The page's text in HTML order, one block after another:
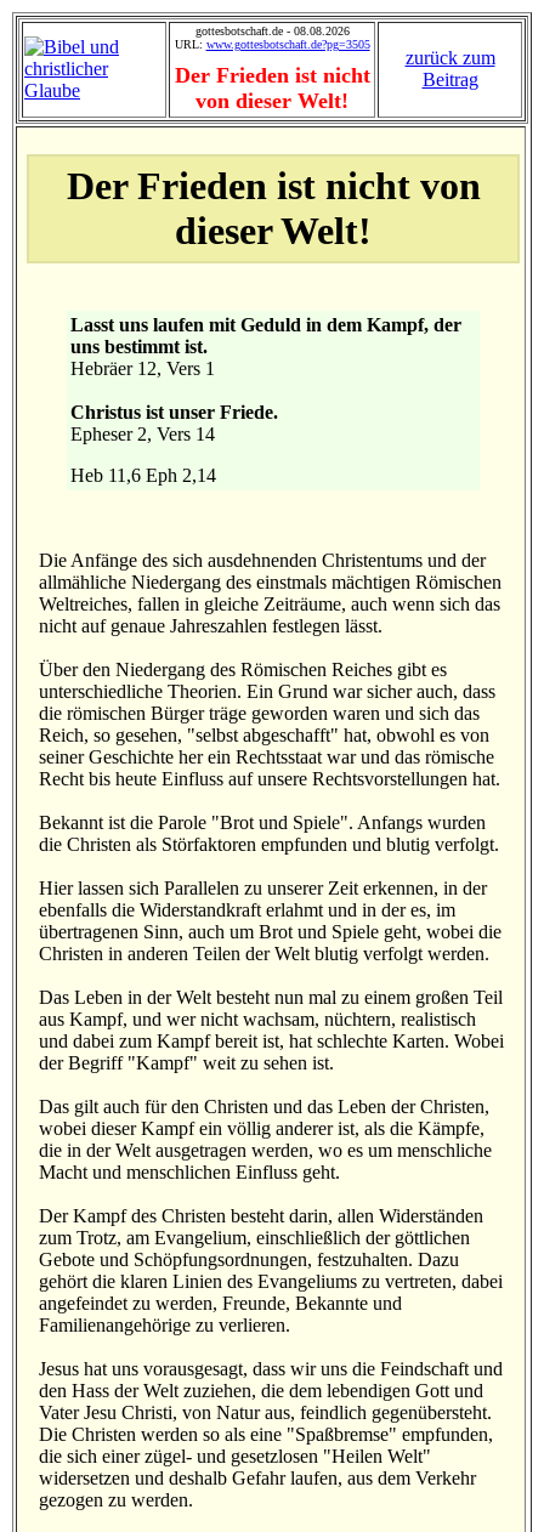
gottesbotschaft.de - 08.08.2026
URL: www.gottesbotschaft.de?pg=3505
Der Frieden ist nicht
von dieser Welt!
zurück zum
Beitrag
Der Frieden ist nicht von
dieser Welt!
Lasst uns laufen mit Geduld in dem Kampf, der
uns bestimmt ist.
Hebräer 12, Vers 1
Christus ist unser Friede.
Epheser 2, Vers 14
Heb 11,6 Eph 2,14
Die Anfänge des sich ausdehnenden Christentums und der
allmähliche Niedergang des einstmals mächtigen Römischen
Weltreiches, fallen in gleiche Zeiträume, auch wenn sich das
nicht auf genaue Jahreszahlen festlegen lässt.
Über den Niedergang des Römischen Reiches gibt es
unterschiedliche Theorien. Ein Grund war sicher auch, dass
die römischen Bürger träge geworden waren und sich das
Reich, so gesehen, "selbst abgeschafft" hat, obwohl es von
seiner Geschichte her ein Rechtsstaat war und das römische
Recht bis heute Einfluss auf unsere Rechtsvorstellungen hat.
Bekannt ist die Parole "Brot und Spiele". Anfangs wurden
die Christen als Störfaktoren empfunden und blutig verfolgt.
Hier lassen sich Parallelen zu unserer Zeit erkennen, in der
ebenfalls die Widerstandkraft erlahmt und in der es, im
übertragenen Sinn, auch um Brot und Spiele geht, wobei die
Christen in anderen Teilen der Welt blutig verfolgt werden.
Das Leben in der Welt besteht nun mal zu einem großen Teil
aus Kampf, und wer nicht wachsam, nüchtern, realistisch
und dabei zum Kampf bereit ist, hat schlechte Karten. Wobei
der Begriff "Kampf" weit zu sehen ist.
Das gilt auch für den Christen und das Leben der Christen,
wobei dieser Kampf ein völlig anderer ist, als die Kämpfe,
die in der Welt ausgetragen werden, wo es um menschliche
Macht und menschlichen Einfluss geht.
Der Kampf des Christen besteht darin, allen Widerständen
zum Trotz, am Evangelium, einschließlich der göttlichen
Gebote und Schöpfungsordnungen, festzuhalten. Dazu
gehört die klaren Linien des Evangeliums zu vertreten, dabei
angefeindet zu werden, Freunde, Bekannte und
Familienangehörige zu verlieren.
Jesus hat uns vorausgesagt, dass wir uns die Feindschaft und
den Hass der Welt zuziehen, die dem lebendigen Gott und
Vater Jesu Christi, von Natur aus, feindlich gegenübersteht.
Die Christen werden so als eine "Spaßbremse" empfunden,
die sich einer zügel- und gesetzlosen "Heilen Welt"
widersetzen und deshalb Gefahr laufen, aus dem Verkehr
gezogen zu werden.